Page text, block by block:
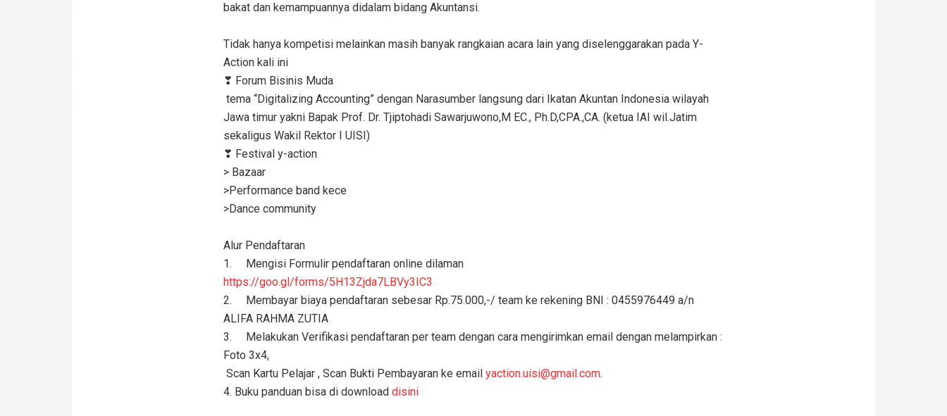
bakat dan kemampuannya didalam bidang Akuntansi.
Tidak hanya kompetisi melainkan masih banyak rangkaian acara lain yang diselenggarakan pada Y-
Action kali ini
❣ Forum Bisinis Muda
tema “Digitalizing Accounting” dengan Narasumber langsung dari Ikatan Akuntan Indonesia wilayah
Jawa timur yakni Bapak Prof. Dr. Tjiptohadi Sawarjuwono,M EC., Ph.D,CPA.,CA. (ketua IAI wil.Jatim
sekaligus Wakil Rektor I UISI)
❣ Festival y-action
> Bazaar
>Performance band kece
>Dance community
Alur Pendaftaran
1. Mengisi Formulir pendaftaran online dilaman
https://goo.gl/forms/5H13Zjda7LBVy3IC3
2. Membayar biaya pendaftaran sebesar Rp.75.000,-/ team ke rekening BNI : 0455976449 a/n
ALIFA RAHMA ZUTIA
3. Melakukan Verifikasi pendaftaran per team dengan cara mengirimkan email dengan melampirkan :
Foto 3x4,
Scan Kartu Pelajar , Scan Bukti Pembayaran ke email yaction.uisi@gmail.com.
4. Buku panduan bisa di download disini